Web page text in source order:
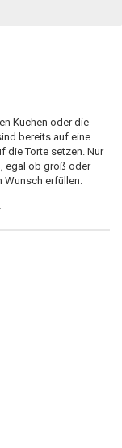
Kuchen oder die
bereits auf eine
die Torte setzen. Nur
egal ob groß oder
Wunsch erfüllen.